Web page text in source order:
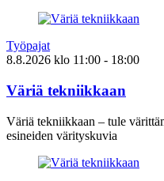
Työpajat
8.8.2026 klo 11:00 - 18:00
Väriä tekniikkaan
Väriä tekniikkaan – tule
esineiden värityskuvia